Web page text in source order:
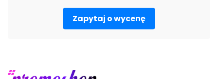
Zapytaj o wycenę